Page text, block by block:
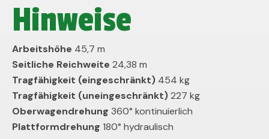
Hinweise
Arbeitshöhe 45,7 m
Seitliche Reichweite 24,38 m
Tragfähigkeit (eingeschränkt) 454 kg
Tragfähigkeit (uneingeschränkt)227 kg
Oberwagendrehung 360° kontinuierlich
Plattformdrehung 180° hydraulisch